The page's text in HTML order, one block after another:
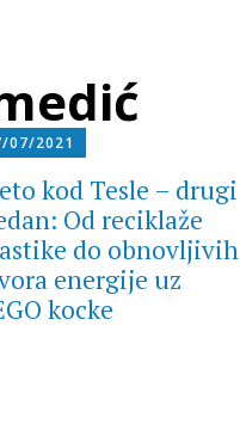
07/2021
kod Tesle – drugi
Od reciklaže
do obnovljivih
energije uz
kocke